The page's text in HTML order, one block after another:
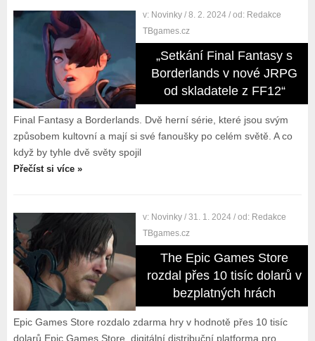
v: Novinky / 8. 2. 2024 / od: Redakce
TBgames.cz
„Setkání Final Fantasy s
Borderlands v nové JRPG
od skladatele z FF12“
Final Fantasy a Borderlands. Dvě herní série, které jsou svým
způsobem kultovní a mají si své fanoušky po celém světě. A co
když by tyhle dvě světy spojil
Přečíst si více »
v: Novinky / 31. 1. 2024 / od: Redakce
TBgames.cz
The Epic Games Store
rozdal přes 10 tisíc dolarů v
bezplatných hrách
Epic Games Store rozdalo zdarma hry v hodnotě přes 10 tisíc
dolarů Epic Games Store, digitální distribuční platforma pro